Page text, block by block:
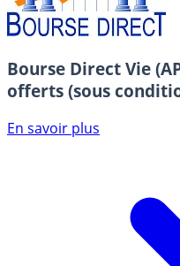
Bourse Direct Vie
offerts (sous
En savoir plus